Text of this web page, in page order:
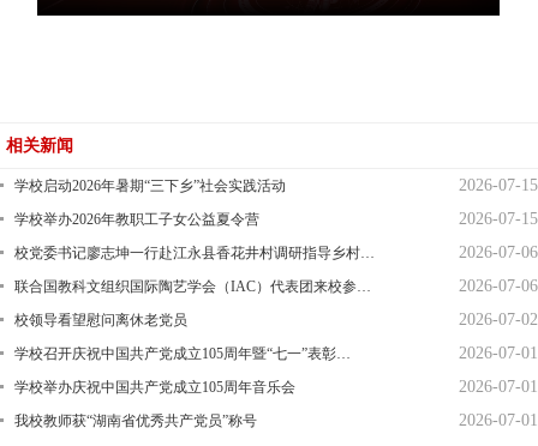
相关新闻
2026-07-15
学校启动2026年暑期“三下乡”社会实践活动
2026-07-15
学校举办2026年教职工子女公益夏令营
2026-07-06
校党委书记廖志坤一行赴江永县香花井村调研指导乡村…
2026-07-06
联合国教科文组织国际陶艺学会（IAC）代表团来校参…
2026-07-02
校领导看望慰问离休老党员
2026-07-01
学校召开庆祝中国共产党成立105周年暨“七一”表彰…
2026-07-01
学校举办庆祝中国共产党成立105周年音乐会
2026-07-01
我校教师获“湖南省优秀共产党员”称号